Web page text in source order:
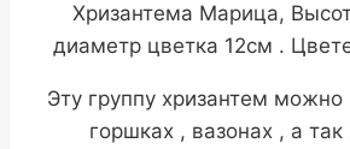
Хризантема Марица,
диаметр цветка 12см .
Эту группу хризантем
горшках , вазонах , а